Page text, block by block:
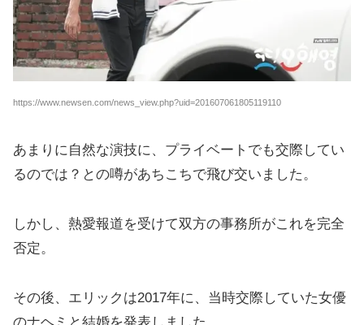
https://www.newsen.com/news_view.php?uid=201607061805119110
あまりに自然な演技に、プライベートでも交際してい
るのでは？との噂があちこちで飛び交いました。
しかし、熱愛報道を受けて双方の事務所がこれを完全
否定。
その後、エリックは2017年に、当時交際していた女優
のナヘミと結婚を発表しました。